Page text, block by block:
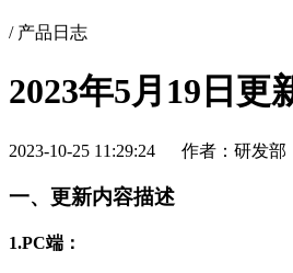
/ 产品日志
2023年5月19日更
2023-10-25 11:29:24 作者：研发部
一、更新内容描述
1.PC端：